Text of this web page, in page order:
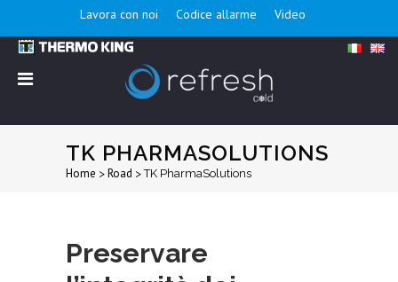
Lavora con noi Codice allarme Video
TK PHARMASOLUTIONS
Home > Road >TK PharmaSolutions
Preservare